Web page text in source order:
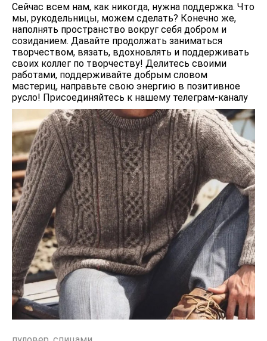
Сейчас всем нам, как никогда, нужна поддержка. Что
мы, рукодельницы, можем сделать? Конечно же,
наполнять пространство вокруг себя добром и
созиданием. Давайте продолжать заниматься
творчеством, вязать, вдохновлять и поддерживать
своих коллег по творчеству! Делитесь своими
работами, поддерживайте добрым словом
мастериц, направьте свою энергию в позитивное
русло! Присоединяйтесь к нашему телеграм-каналу